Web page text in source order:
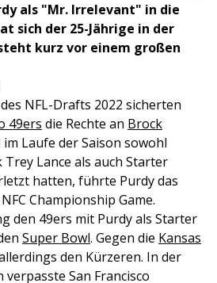
als "Mr. Irrelevant" in die
sich der 25-Jährige in der
kurz vor einem großen
NFL-Drafts 2022 sicherten
49ers die Rechte an Brock
im Laufe der Saison sowohl
Lance als auch Starter
hatten, führte Purdy das
Championship Game.
den 49ers mit Purdy als Starter
Super Bowl. Gegen die Kansas
den Kürzeren. In der
San Francisco